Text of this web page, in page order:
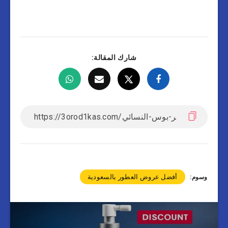
شارك المقالة:
وسوم: أفضل عروض العطور بالسعودية